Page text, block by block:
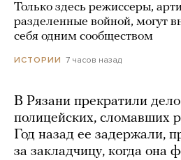
Только здесь режиссеры,
разделенные войной, могут
себя одним сообществом
ИСТОРИИ 7 часов назад
В Рязани прекратили
полицейских, сломавших
Год назад ее задержали,
за закладчицу, когда она